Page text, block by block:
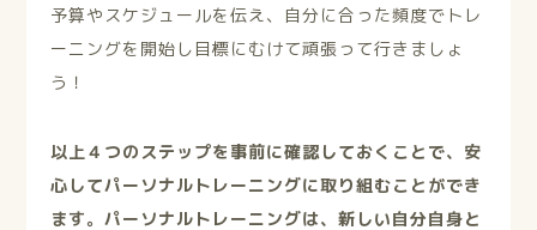
予算やスケジュールを伝え、自分に合った頻度でトレ
ーニングを開始し目標にむけて頑張って行きましょ
う！
以上４つのステップを事前に確認しておくことで、安
心してパーソナルトレーニングに取り組むことができ
ます。パーソナルトレーニングは、新しい自分自身と